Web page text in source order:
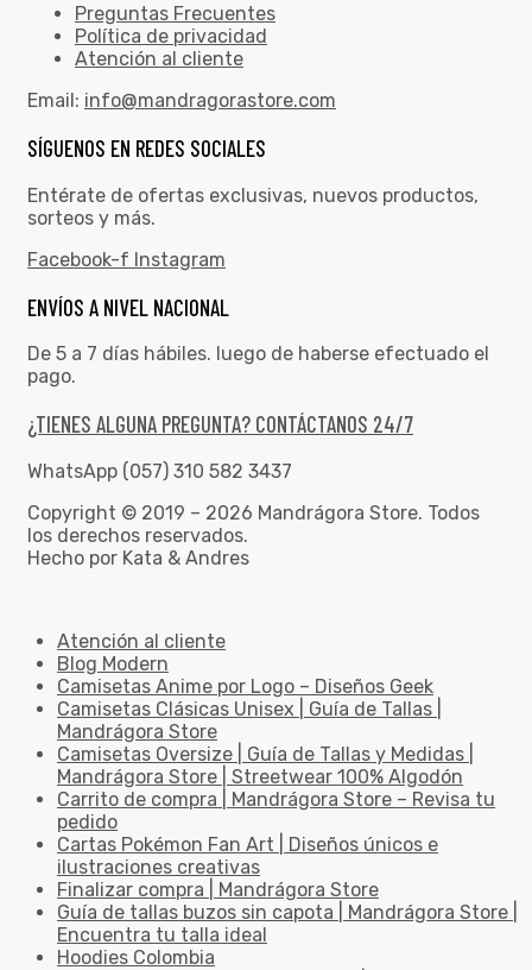
Preguntas Frecuentes
Política de privacidad
Atención al cliente
Email: info@mandragorastore.com
SÍGUENOS EN REDES SOCIALES
Entérate de ofertas exclusivas, nuevos productos,
sorteos y más.
Facebook-f Instagram
ENVÍOS A NIVEL NACIONAL
De 5 a 7 días hábiles. luego de haberse efectuado el
pago.
¿TIENES ALGUNA PREGUNTA? CONTÁCTANOS 24/7
WhatsApp (057) 310 582 3437
Copyright © 2019 – 2026 Mandrágora Store. Todos
los derechos reservados.
Hecho por Kata & Andres
Atención al cliente
Blog Modern
Camisetas Anime por Logo – Diseños Geek
Camisetas Clásicas Unisex | Guía de Tallas |
Mandrágora Store
Camisetas Oversize | Guía de Tallas y Medidas |
Mandrágora Store | Streetwear 100% Algodón
Carrito de compra | Mandrágora Store – Revisa tu
pedido
Cartas Pokémon Fan Art | Diseños únicos e
ilustraciones creativas
Finalizar compra | Mandrágora Store
Guía de tallas buzos sin capota | Mandrágora Store |
Encuentra tu talla ideal
Hoodies Colombia